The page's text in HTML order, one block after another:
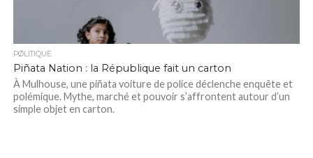
PØLITIQUE
Piñata Nation : la République fait un carton
À Mulhouse, une piñata voiture de police déclenche enquête et
polémique. Mythe, marché et pouvoir s’affrontent autour d’un
simple objet en carton.